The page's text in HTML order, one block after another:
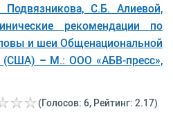
С.Б. Алиевой,
рекомендации по
и шеи Общенациональной
(США) – М.: ООО «АБВ-пресс»,
(Голосов: 6, Рейтинг: 2.17)